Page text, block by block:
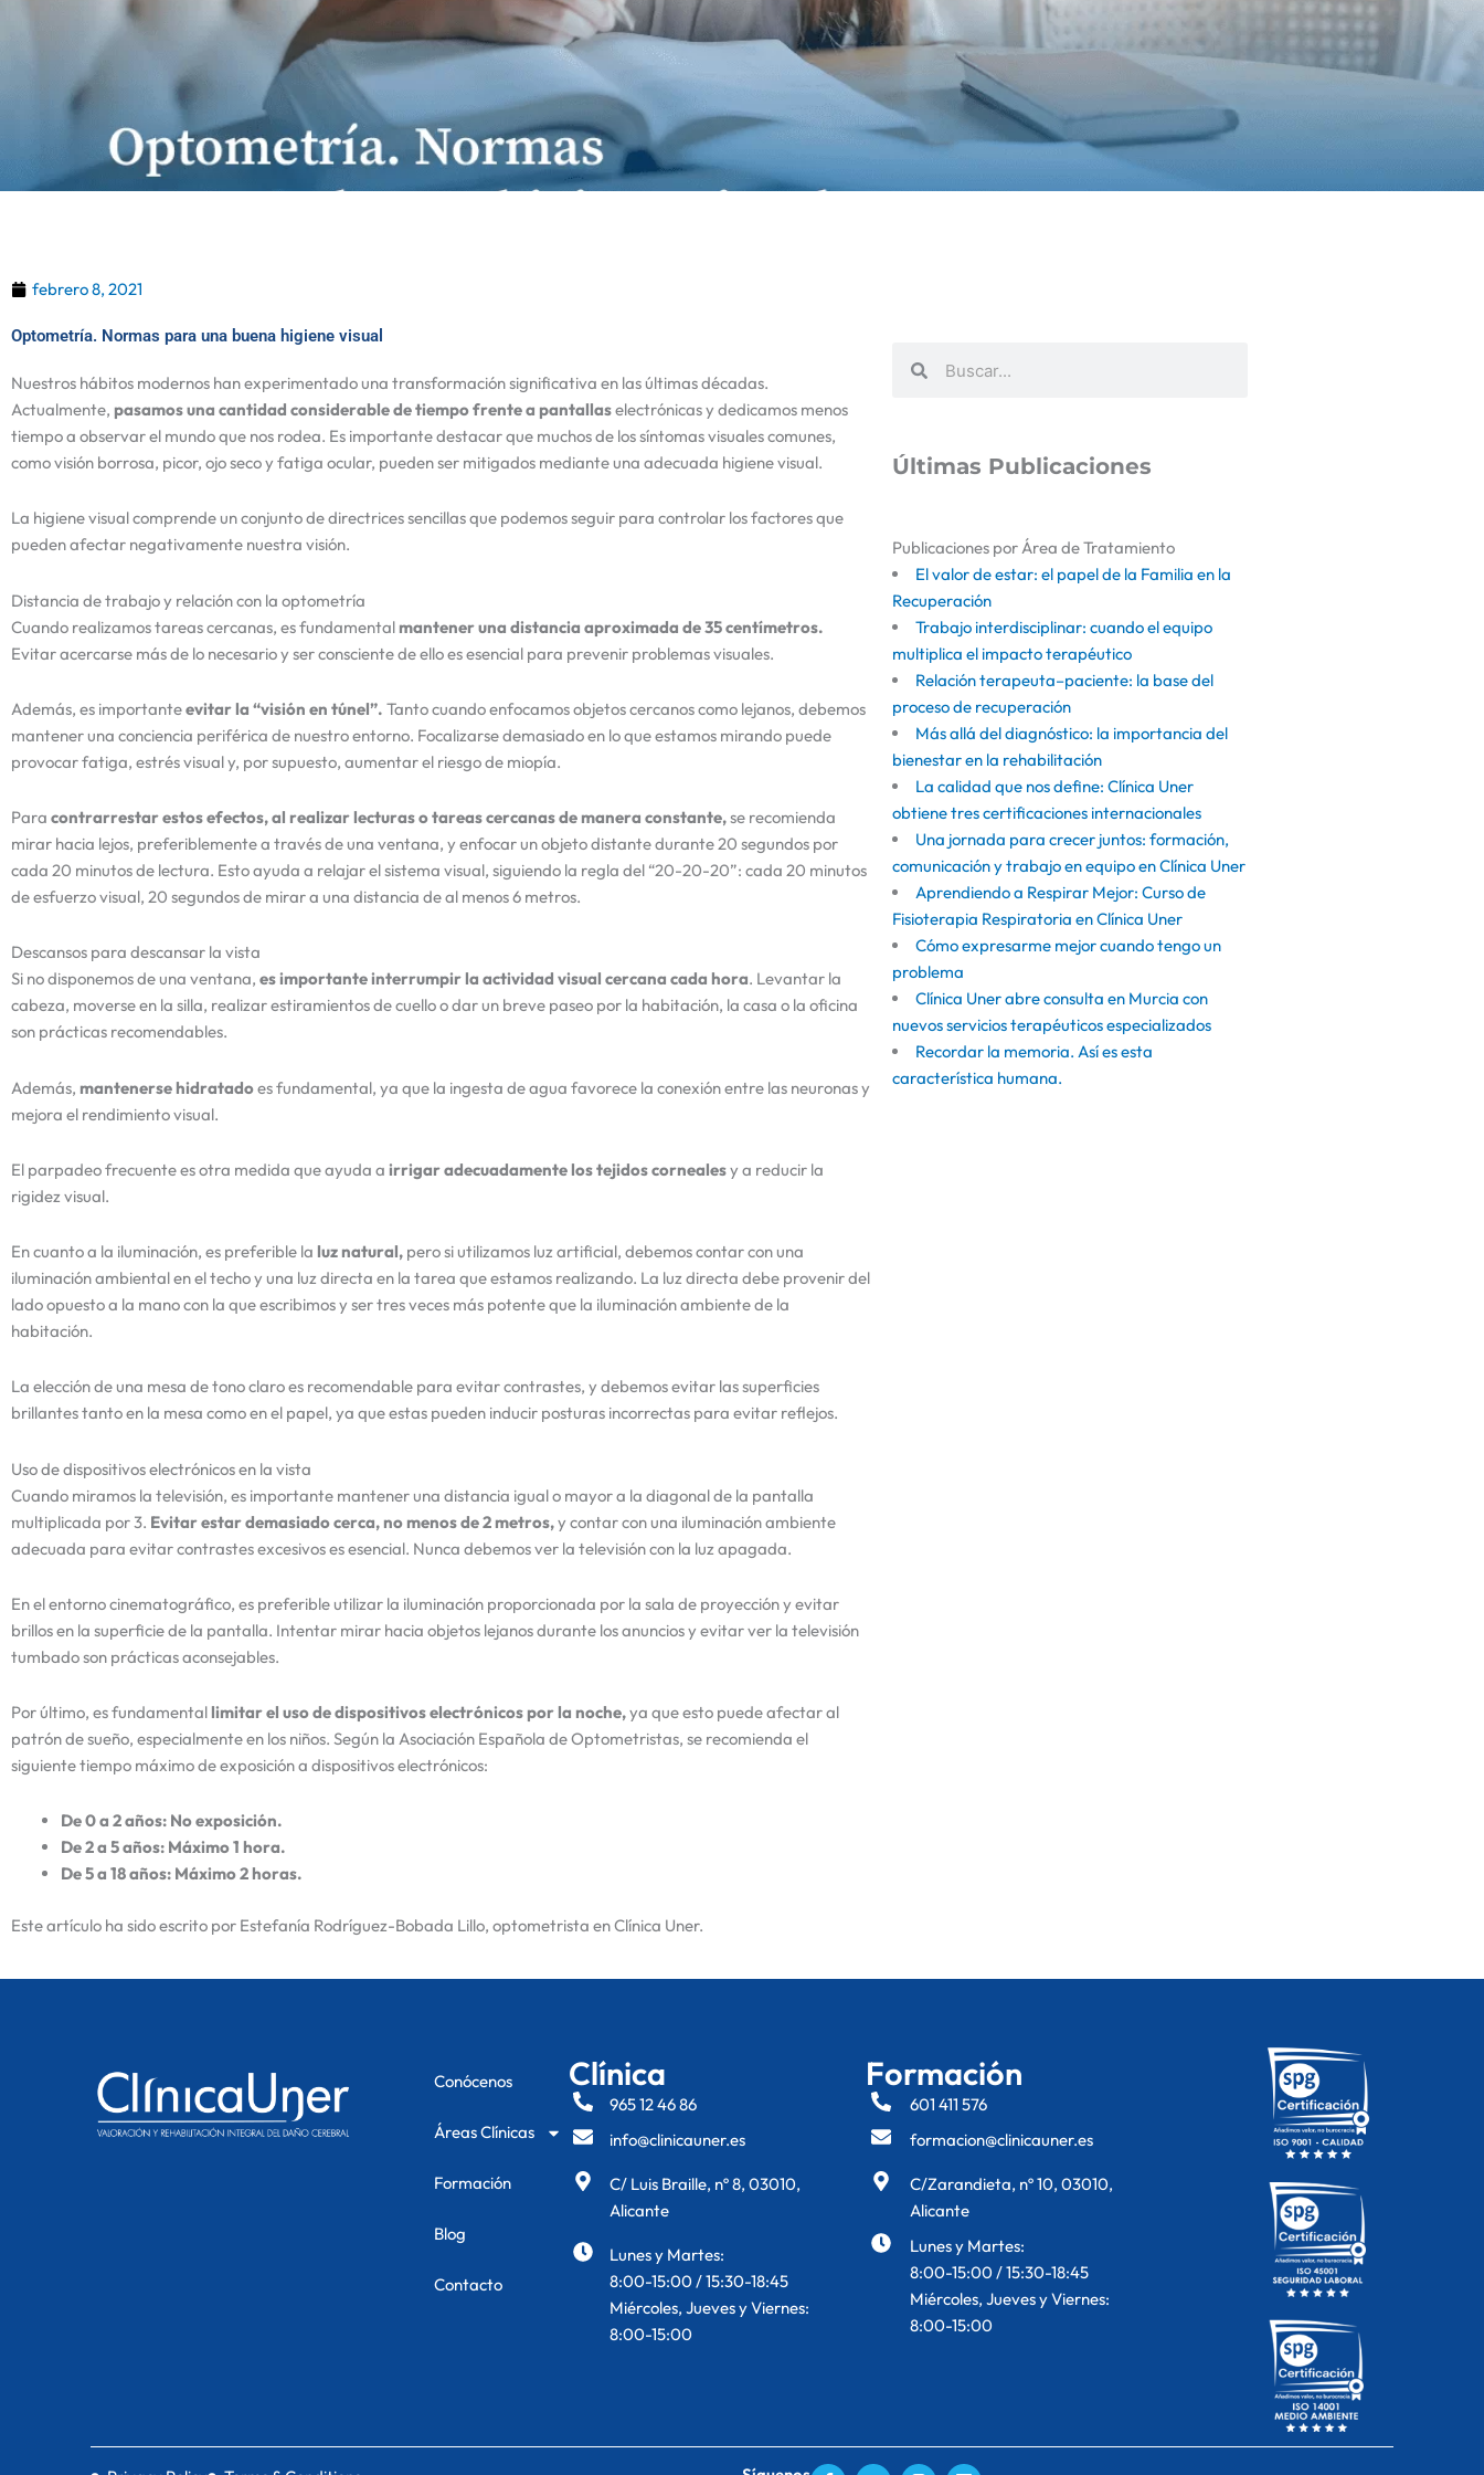
febrero 8, 2021
Optometría. Normas para una buena higiene visual
Nuestros hábitos modernos han experimentado una transformación significativa en las últimas décadas.
Actualmente, pasamos una cantidad considerable de tiempo frente a pantallaselectrónicas y dedicamos menos
tiempo a observar el mundo que nos rodea. Es importante destacar que muchos de los síntomas visuales comunes,
como visión borrosa, picor, ojo seco y fatiga ocular, pueden ser mitigados mediante una adecuada higiene visual.
La higiene visual comprende un conjunto de directrices sencillas que podemos seguir para controlar los factores que
pueden afectar negativamente nuestra visión.
Distancia de trabajo y relación con la optometría
Cuando realizamos tareas cercanas, es fundamentalmantener una distancia aproximada de 35 centímetros.
Evitar acercarse más de lo necesario y ser consciente de ello es esencial para prevenir problemas visuales.
Además, es importanteevitar la “visión en túnel”. Tanto cuando enfocamos objetos cercanos como lejanos, debemos
mantener una conciencia periférica de nuestro entorno. Focalizarse demasiado en lo que estamos mirando puede
provocar fatiga, estrés visual y, por supuesto, aumentar el riesgo de miopía.
Para contrarrestar estos efectos, al realizar lecturas o tareas cercanas de manera constante,se recomienda
mirar hacia lejos, preferiblemente a través de una ventana, y enfocar un objeto distante durante 20 segundos por
cada 20 minutos de lectura. Esto ayuda a relajar el sistema visual, siguiendo la regla del “20-20-20”: cada 20 minutos
de esfuerzo visual, 20 segundos de mirar a una distancia de al menos 6 metros.
Descansos para descansar la vista
Si no disponemos de una ventana, es importante interrumpir la actividad visual cercana cada hora. Levantar la
cabeza, moverse en la silla, realizar estiramientos de cuello o dar un breve paseo por la habitación, la casa o la oficina
son prácticas recomendables.
Además, mantenerse hidratadoes fundamental, ya que la ingesta de agua favorece la conexión entre las neuronas y
mejora el rendimiento visual.
El parpadeo frecuente es otra medida que ayuda a irrigar adecuadamente los tejidos cornealesy a reducir la
rigidez visual.
En cuanto a la iluminación, es preferible la luz natural, pero si utilizamos luz artificial, debemos contar con una
iluminación ambiental en el techo y una luz directa en la tarea que estamos realizando. La luz directa debe provenir del
lado opuesto a la mano con la que escribimos y ser tres veces más potente que la iluminación ambiente de la
habitación.
La elección de una mesa de tono claro es recomendable para evitar contrastes, y debemos evitar las superficies
brillantes tanto en la mesa como en el papel, ya que estas pueden inducir posturas incorrectas para evitar reflejos.
Uso de dispositivos electrónicos en la vista
Cuando miramos la televisión, es importante mantener una distancia igual o mayor a la diagonal de la pantalla
multiplicada por 3. Evitar estar demasiado cerca, no menos de 2 metros,y contar con una iluminación ambiente
adecuada para evitar contrastes excesivos es esencial. Nunca debemos ver la televisión con la luz apagada.
En el entorno cinematográfico, es preferible utilizar la iluminación proporcionada por la sala de proyección y evitar
brillos en la superficie de la pantalla. Intentar mirar hacia objetos lejanos durante los anuncios y evitar ver la televisión
tumbado son prácticas aconsejables.
Por último, es fundamentallimitar el uso de dispositivos electrónicos por la noche,ya que esto puede afectar al
patrón de sueño, especialmente en los niños. Según la Asociación Española de Optometristas, se recomienda el
siguiente tiempo máximo de exposición a dispositivos electrónicos:
De 0 a 2 años: No exposición.
De 2 a 5 años: Máximo 1 hora.
De 5 a 18 años: Máximo 2 horas.
Este artículo ha sido escrito por Estefanía Rodríguez-Bobada Lillo, optometrista en Clínica Uner.
Últimas Publicaciones
Publicaciones por Área de Tratamiento
El valor de estar: el papel de la Familia en la
Recuperación
Trabajo interdisciplinar: cuando el equipo
multiplica el impacto terapéutico
Relación terapeuta–paciente: la base del
proceso de recuperación
Más allá del diagnóstico: la importancia del
bienestar en la rehabilitación
La calidad que nos define: Clínica Uner
obtiene tres certificaciones internacionales
Una jornada para crecer juntos: formación,
comunicación y trabajo en equipo en Clínica Uner
Aprendiendo a Respirar Mejor: Curso de
Fisioterapia Respiratoria en Clínica Uner
Cómo expresarme mejor cuando tengo un
problema
Clínica Uner abre consulta en Murcia con
nuevos servicios terapéuticos especializados
Recordar la memoria. Así es esta
característica humana.
Conócenos
Áreas Clínicas
Formación
Blog
Contacto
Clínica
965 12 46 86
info@clinicauner.es
C/ Luis Braille, nº 8, 03010,
Alicante
Lunes y Martes:
8:00-15:00 / 15:30-18:45
Miércoles, Jueves y Viernes:
8:00-15:00
Formación
601 411 576
formacion@clinicauner.es
C/Zarandieta, nº 10, 03010,
Alicante
Lunes y Martes:
8:00-15:00 / 15:30-18:45
Miércoles, Jueves y Viernes:
8:00-15:00